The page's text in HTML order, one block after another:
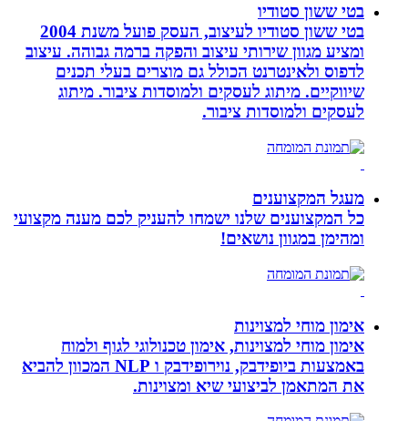
בטי ששון סטודיו
בטי ששון סטודיו לעיצוב, העסק פועל משנת 2004
ומציע מגוון שירותי עיצוב והפקה ברמה גבוהה. עיצוב
לדפוס ולאינטרנט הכולל גם מוצרים בעלי תכנים
שיווקיים. מיתוג לעסקים ולמוסדות ציבור. מיתוג
לעסקים ולמוסדות ציבור.
מעגל המקצוענים
כל המקצוענים שלנו ישמחו להעניק לכם מענה מקצועי
ומהימן במגוון נושאים!
אימון מוחי למצוינות
אימון מוחי למצוינות, אימון טכנולוגי לגוף ולמוח
באמצעות ביופידבק, נוירופידבק ו NLP המכוון להביא
את המתאמן לביצועי שיא ומצוינות.